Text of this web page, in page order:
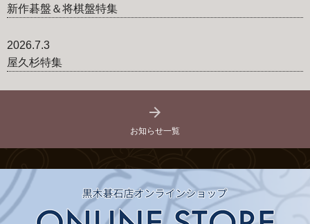
新作碁盤＆将棋盤特集
2026.7.3
屋久杉特集

お知らせ一覧